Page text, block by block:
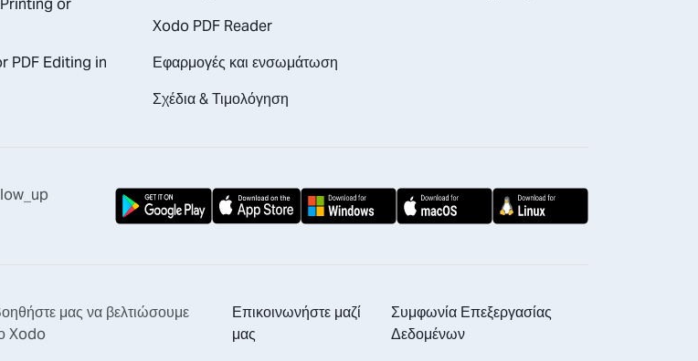
or
PDF Editing in
Xodo PDF Reader
Εφαρμογές και ενσωμάτωση
Σχέδια & Τιμολόγηση
μας να βελτιώσουμε
Xodo
Επικοινωνήστε μαζί
μας
Συμφωνία Επεξεργασίας
Δεδομένων